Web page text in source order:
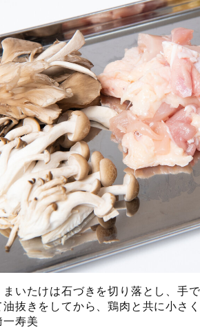
いたけは石づきを切り落とし、手
抜きをしてから、鶏肉と共に小さく
寿美